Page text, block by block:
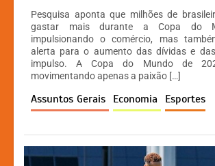
at
s
A
p
p
c
e
b
o
o
k
s
s
e
n
g
er
p
y
Li
n
k
Pesquisa aponta que milhões de
gastar mais durante a Copa do
impulsionando o comércio, mas
alerta para o aumento das dívidas e
impulso. A Copa do Mundo de
movimentando apenas a paixão […]
Assuntos Gerais Economia Esportes